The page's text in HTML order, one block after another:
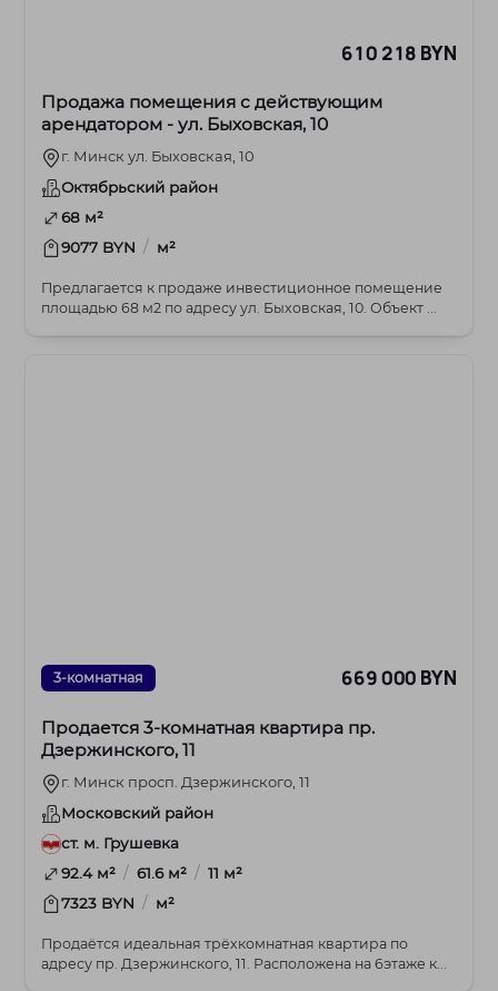
610 218 BYN
Продажа помещения с действующим
арендатором - ул. Быховская, 10
г. Минск ул. Быховская, 10
Октябрьский район
68 м²
9077 BYN / м²
Предлагается к продаже инвестиционное помещение
площадью 68 м2 по адресу ул. Быховская, 10. Объект ...
3-комнатная 669 000 BYN
Продается 3-комнатная квартира пр.
Дзержинского, 11
г. Минск просп. Дзержинского, 11
Московский район
ст. м. Грушевка
92.4 м² / 61.6 м² / 11 м²
7323 BYN / м²
Продаётся идеальная трёхкомнатная квартира по
адресу пр. Дзержинского, 11. Расположена на 6этаже к...